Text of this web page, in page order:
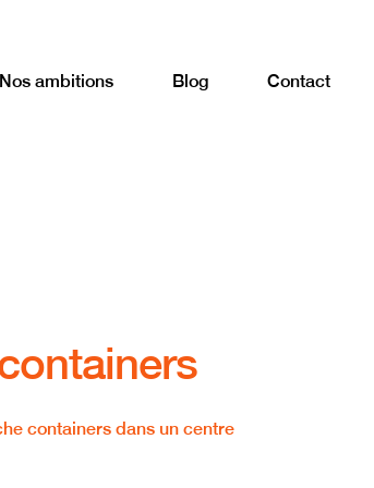
Nos ambitions Blog Contact
containers dans un centre